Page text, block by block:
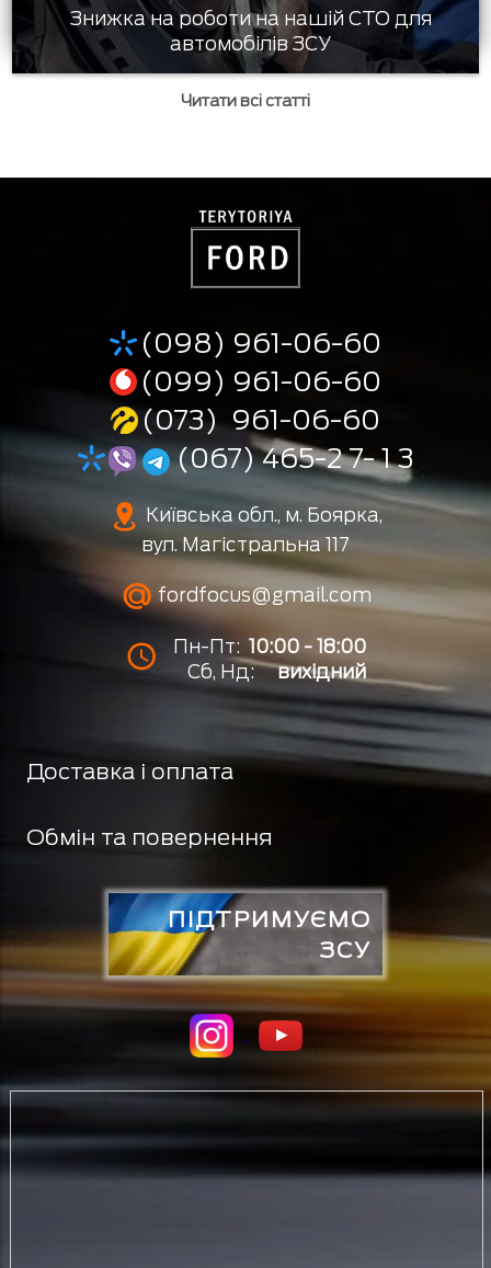
Знижка на роботи на нашій СТО для
автомобілів ЗСУ
Читати всі статті
(098) 961-06-60
(099) 961-06-60
(073) 961-06-60
(067) 465-2 7- 1 3
Київська обл., м. Боярка,
вул. Магістральна 117
fordfocus@gmail.com
Пн-Пт: 10:00 - 18:00
Сб, Нд:
вихідний
Доставка і оплата
Обмін та повернення
ПІДТРИМУЄМО
ЗСУ